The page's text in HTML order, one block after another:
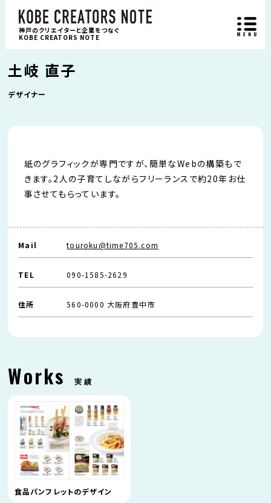
神戸のクリエイターと企業をつなぐ
KOBE CREATORS NOTE
土岐 直子
デザイナー
紙のグラフィックが専門ですが、簡単なWebの構築もで
きます。2人の子育てしながらフリーランスで約20年お仕
事させてもらっています。
Mail touroku@time705.com
TEL 090-1585-2629
住所 560-0000 大阪府豊中市
Works 実績
食品パンフレットのデザイン